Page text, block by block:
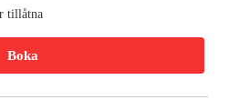
tillåtna
Boka